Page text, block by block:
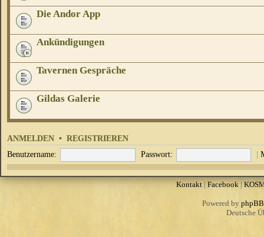
Die Andor App
Ankündigungen
Tavernen Gespräche
Gildas Galerie
ANMELDEN • REGISTRIEREN
Benutzername: Passwort: |
Kontakt| Facebook|
Powered by phpBB
Deutsche